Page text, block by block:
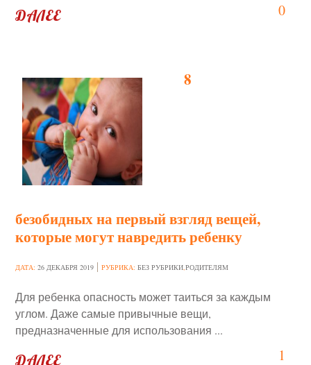
0
ДАЛЕЕ
8
безобидных на первый взгляд вещей,
которые могут навредить ребенку
ДАТА:26 ДЕКАБРЯ 2019 РУБРИКА:БЕЗ РУБРИКИ,РОДИТЕЛЯМ
1
Для ребенка опасность может таиться за каждым
углом. Даже самые привычные вещи,
предназначенные для использования ...
ДАЛЕЕ